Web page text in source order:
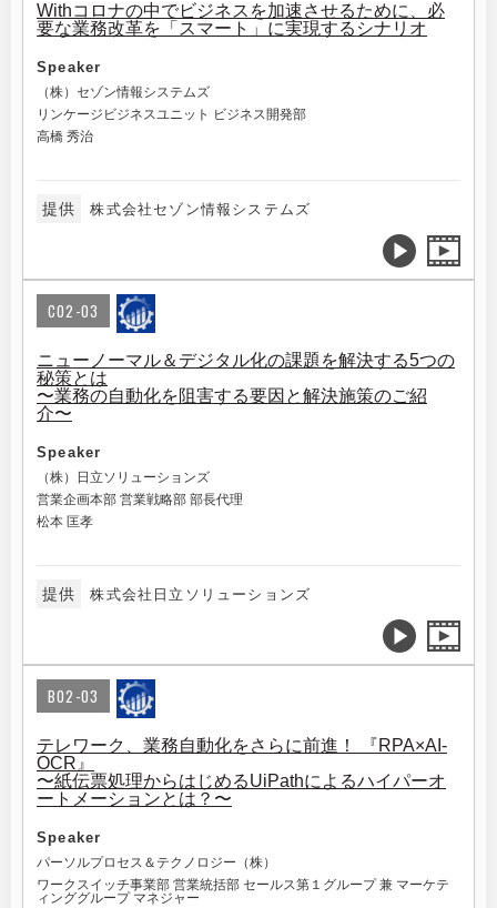
Withコロナの中でビジネスを加速させるために、必
要な業務改革を「スマート」に実現するシナリオ
Speaker
（株）セゾン情報システムズ
リンケージビジネスユニット ビジネス開発部
高橋 秀治
提供 株式会社セゾン情報システムズ
C02-03
ニューノーマル＆デジタル化の課題を解決する5つの
秘策とは
〜業務の自動化を阻害する要因と解決施策のご紹
介〜
Speaker
（株）日立ソリューションズ
営業企画本部 営業戦略部 部長代理
松本 匡孝
提供 株式会社日立ソリューションズ
B02-03
テレワーク、業務自動化をさらに前進！ 『RPA×AI-
OCR』
〜紙伝票処理からはじめるUiPathによるハイパーオ
ートメーションとは？〜
Speaker
パーソルプロセス＆テクノロジー（株）
ワークスイッチ事業部 営業統括部 セールス第１グループ 兼 マーケテ
ィンググループ マネジャー